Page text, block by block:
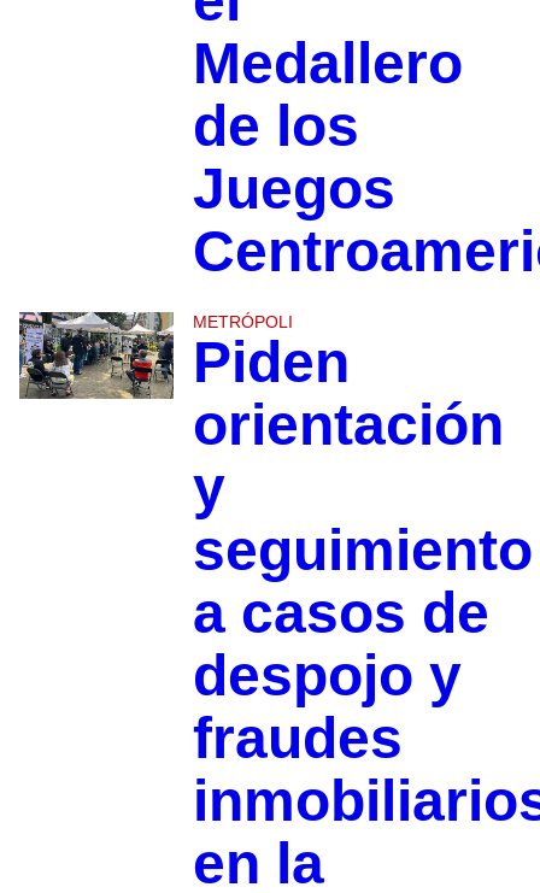
Medallero
de los
Juegos
METRÓPOLI
Piden
orientación
y
seguimiento
a casos de
despojo y
fraudes
en la